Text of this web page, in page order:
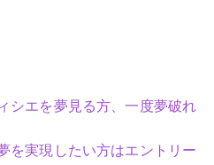
シエを夢見る方、一度夢破れ
を実現したい方はエントリー